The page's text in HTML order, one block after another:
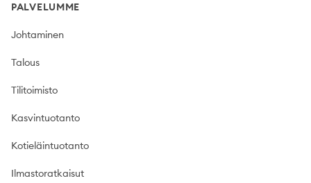
PALVELUMME
Johtaminen
Talous
Tilitoimisto
Kasvintuotanto
Kotieläintuotanto
Ilmastoratkaisut